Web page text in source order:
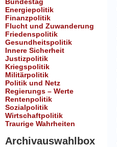
Energiepolitik
Finanzpolitik
Flucht und Zuwanderung
Friedenspolitik
Gesundheitspolitik
Innere Sicherheit
Justizpolitik
Kriegspolitik
Militärpolitik
Politik und Netz
Regierungs – Werte
Rentenpolitik
Sozialpolitik
Wirtschaftpolitik
Traurige Wahrheiten
Archivauswahlbox